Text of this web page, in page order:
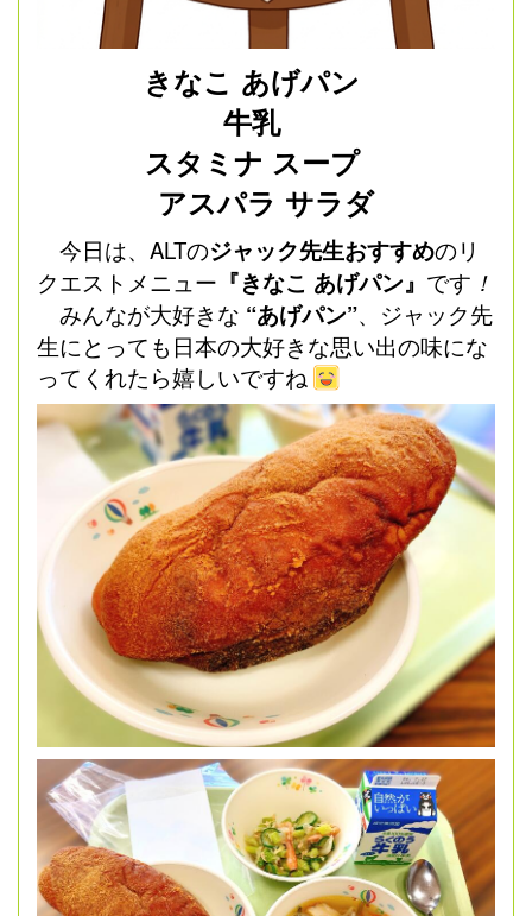
きなこ あげパン
牛乳
スタミナ スープ
アスパラ サラダ
今日は、ALTのジャック先生おすすめのリ
クエストメニュー 『きなこ あげパン』 です ！
みんなが大好きな “あげパン”、ジャック先
生にとっても日本の大好きな思い出の味にな
ってくれたら嬉しいですね